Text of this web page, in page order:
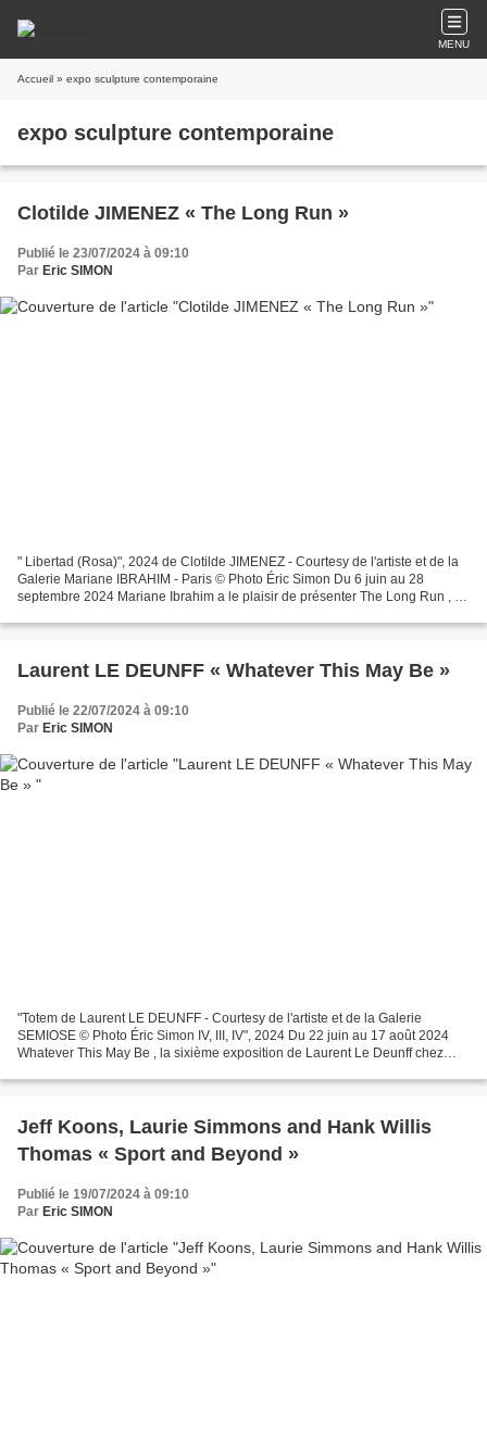
MENU
Accueil » expo sculpture contemporaine
expo sculpture contemporaine
Clotilde JIMENEZ « The Long Run »
Publié le 23/07/2024 à 09:10
Par Eric SIMON
" Libertad (Rosa)", 2024 de Clotilde JIMENEZ - Courtesy de l'artiste et de la
Galerie Mariane IBRAHIM - Paris © Photo Éric Simon Du 6 juin au 28
septembre 2024 Mariane Ibrahim a le plaisir de présenter The Long Run , la
Laurent LE DEUNFF « Whatever This May Be »
Publié le 22/07/2024 à 09:10
Par Eric SIMON
"Totem de Laurent LE DEUNFF - Courtesy de l'artiste et de la Galerie
SEMIOSE © Photo Éric Simon IV, III, IV", 2024 Du 22 juin au 17 août 2024
Whatever This May Be , la sixième exposition de Laurent Le Deunff chez
Jeff Koons, Laurie Simmons and Hank Willis
Thomas « Sport and Beyond »
Publié le 19/07/2024 à 09:10
Par Eric SIMON